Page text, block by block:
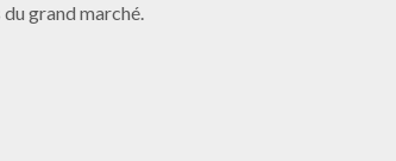
grand marché.